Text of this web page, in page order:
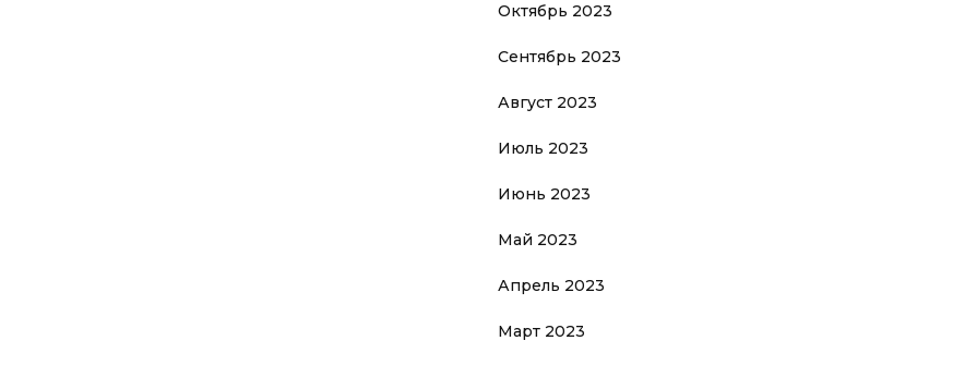
Октябрь 2023
Сентябрь 2023
Август 2023
Июль 2023
Июнь 2023
Май 2023
Апрель 2023
Март 2023